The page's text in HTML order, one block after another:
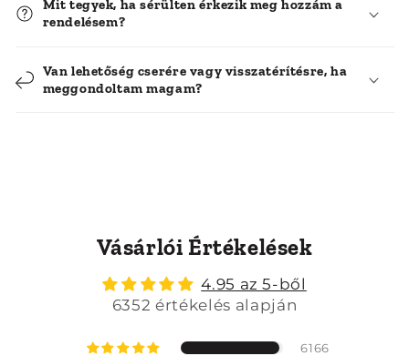
Mit tegyek, ha sérülten érkezik meg hozzám a
rendelésem?
Van lehetőség cserére vagy visszatérítésre, ha
meggondoltam magam?
Vásárlói Értékelések
4.95 az 5-ből
6352 értékelés alapján
6166